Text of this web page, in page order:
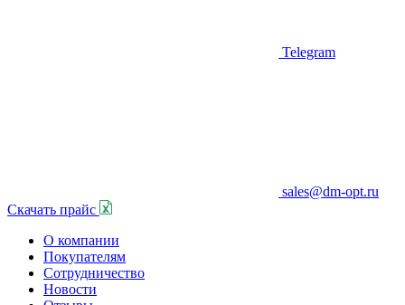
Telegram
sales@dm-opt.ru
Скачать прайс
О компании
Покупателям
Сотрудничество
Новости